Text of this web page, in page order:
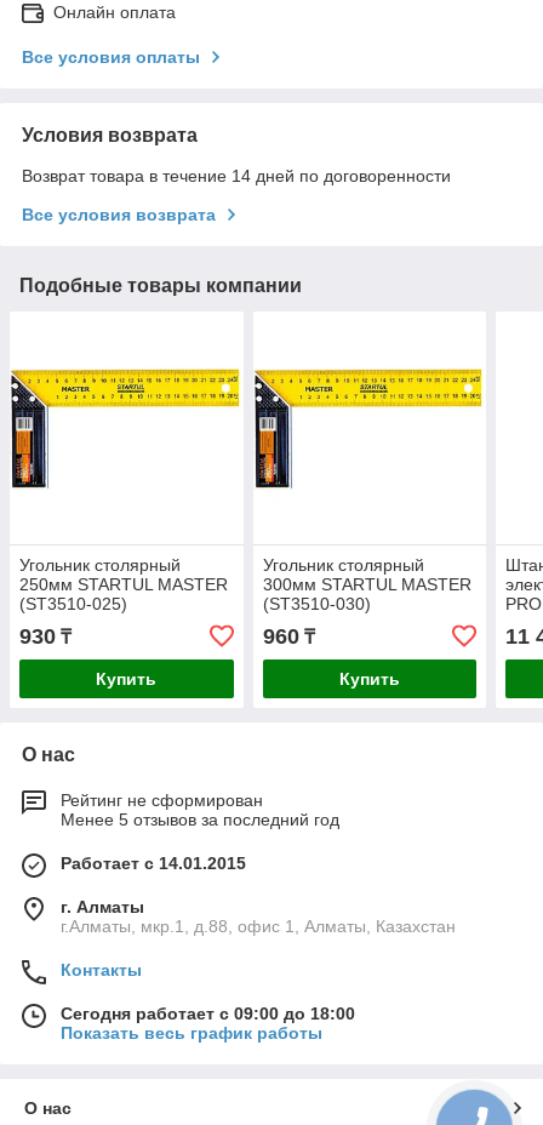
Онлайн оплата
Все условия оплаты
Условия возврата
Возврат товара в течение 14 дней по договоренности
Все условия возврата
Подобные товары компании
Угольник столярный
250мм STARTUL MASTER
(ST3510-025)
930 ₸
Купить
Угольник столярный
300мм STARTUL MASTER
(ST3510-030)
960₸
Купить
11
О нас
Рейтинг не сформирован
Менее 5 отзывов за последний год
Работает с 14.01.2015
г. Алматы
г.Алматы, мкр.1, д.88, офис 1, Алматы, Казахстан
Контакты
Сегодня работает с 09:00 до 18:00
Показать весь график работы
О нас